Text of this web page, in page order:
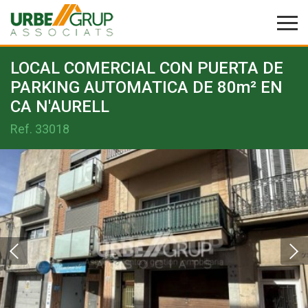
LOCAL COMERCIAL CON PUERTA DE
PARKING AUTOMATICA DE 80m² EN
CA N'AURELL
Ref. 33018
Modificar cookies
Técnicas y funcionales
Siempre activas
Este sitio web utiliza Cookies propias para recopilar
información con la finalidad de mejorar nuestros servicios.